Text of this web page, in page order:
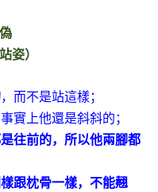
姿）
，而不是站這樣；
實上他還是斜斜的；
往前的，所以他兩腳都
跟枕骨一樣，不能翹